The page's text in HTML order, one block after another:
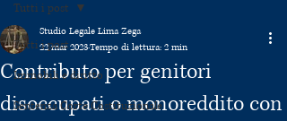
Tutti i post
Immobili e diritto
Sentenza Corte Costituzionale
Tutti i post
Contributo per genitori
disoccupati o monoreddito con
Studio Legale Lima Zega
22 mar 2023Tempo di lettura: 2 min